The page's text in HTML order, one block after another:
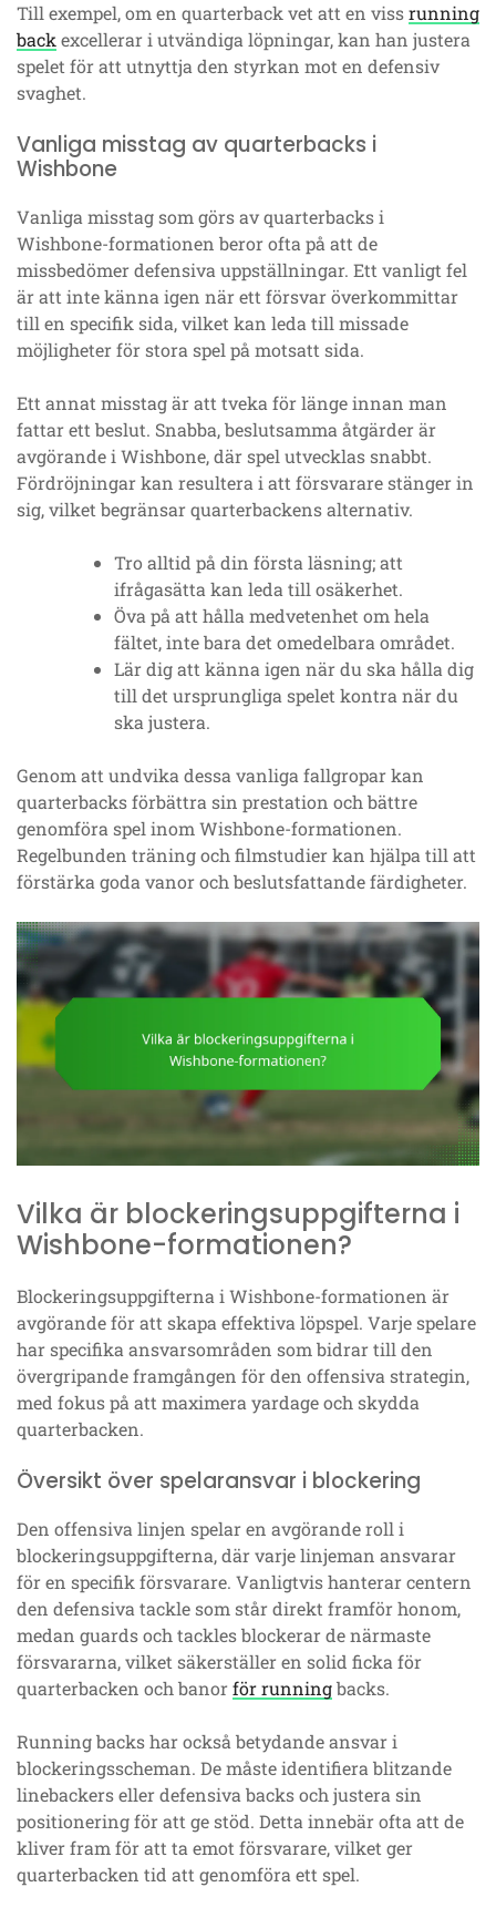
Till exempel, om en quarterback vet att en vissrunning
backexcellerar i utvändiga löpningar, kan han justera
spelet för att utnyttja den styrkan mot en defensiv
svaghet.
Vanliga misstag av quarterbacks i
Wishbone
Vanliga misstag som görs av quarterbacks i
Wishbone-formationen beror ofta på att de
missbedömer defensiva uppställningar. Ett vanligt fel
är att inte känna igen när ett försvar överkommittar
till en specifik sida, vilket kan leda till missade
möjligheter för stora spel på motsatt sida.
Ett annat misstag är att tveka för länge innan man
fattar ett beslut. Snabba, beslutsamma åtgärder är
avgörande i Wishbone, där spel utvecklas snabbt.
Fördröjningar kan resultera i att försvarare stänger in
sig, vilket begränsar quarterbackens alternativ.
Tro alltid på din första läsning; att
ifrågasätta kan leda till osäkerhet.
Öva på att hålla medvetenhet om hela
fältet, inte bara det omedelbara området.
Lär dig att känna igen när du ska hålla dig
till det ursprungliga spelet kontra när du
ska justera.
Genom att undvika dessa vanliga fallgropar kan
quarterbacks förbättra sin prestation och bättre
genomföra spel inom Wishbone-formationen.
Regelbunden träning och filmstudier kan hjälpa till att
förstärka goda vanor och beslutsfattande färdigheter.
Vilka är blockeringsuppgifterna i
Wishbone-formationen?
Blockeringsuppgifterna i Wishbone-formationen är
avgörande för att skapa effektiva löpspel. Varje spelare
har specifika ansvarsområden som bidrar till den
övergripande framgången för den offensiva strategin,
med fokus på att maximera yardage och skydda
quarterbacken.
Översikt över spelaransvar i blockering
Den offensiva linjen spelar en avgörande roll i
blockeringsuppgifterna, där varje linjeman ansvarar
för en specifik försvarare. Vanligtvis hanterar centern
den defensiva tackle som står direkt framför honom,
medan guards och tackles blockerar de närmaste
försvararna, vilket säkerställer en solid ficka för
quarterbacken och banorför runningbacks.
Running backs har också betydande ansvar i
blockeringsscheman. De måste identifiera blitzande
linebackers eller defensiva backs och justera sin
positionering för att ge stöd. Detta innebär ofta att de
kliver fram för att ta emot försvarare, vilket ger
quarterbacken tid att genomföra ett spel.